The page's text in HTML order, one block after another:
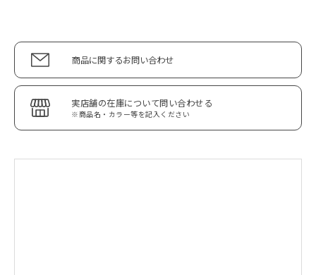
商品に関するお問い合わせ
実店舗の在庫について問い合わせる
※商品名・カラー等を記入ください